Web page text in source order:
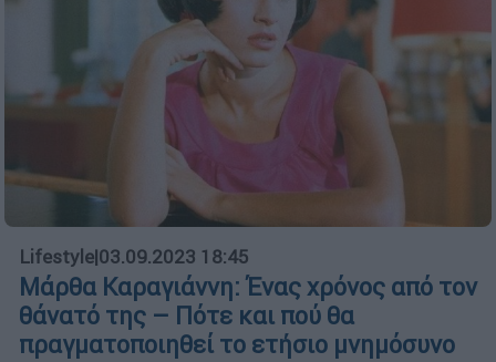
Lifestyle|03.09.2023 18:45
Μάρθα Καραγιάννη: Ένας χρόνος από τον
θάνατό της – Πότε και πού θα
πραγματοποιηθεί το ετήσιο μνημόσυνο